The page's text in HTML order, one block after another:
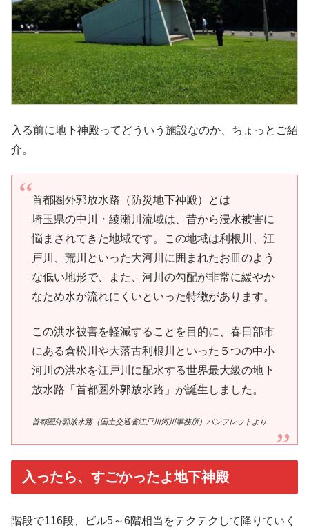
入る前に地下神殿ってどういう施設なのか、ちょっとご紹
介。
首都圏外郭放水路（防災地下神殿）とは
埼玉県の中川・綾瀬川流域は、昔から浸水被害に
悩まされてきた地域です。この地域は利根川、江
戸川、荒川といった大河川に囲まれたお皿のよう
な低い地形で、また、河川の勾配が非常に緩やか
なため水が流れにくいといった特徴があります。
この洪水被害を軽減することを目的に、春日部市
にある倉松川や大落古利根川といった５つの中小
河川の洪水を江戸川に配水する世界最大級の地下
放水路「首都圏外郭放水路」が誕生しました。
首都圏外郭放水路（国土交通省江戸川河川事務所）パンフレットより
入ったら、すごかったよ地下神殿
階段で116段、ビル5～6階相当をテクテクして降りていく